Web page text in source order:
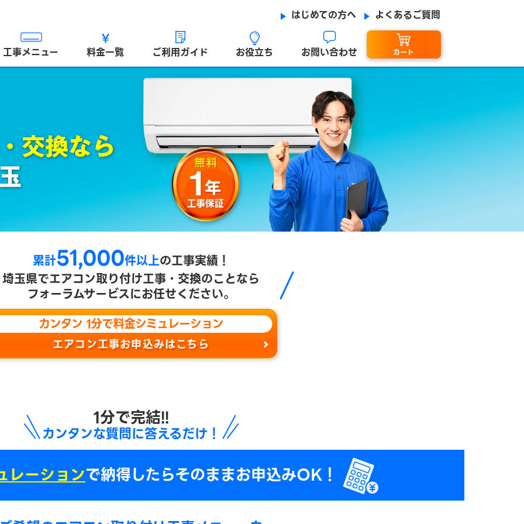
はじめての方へ よくあるご質問
工事メニュー 料金一覧 ご利用ガイド お役立ち お問い合わせ カート
交換なら
累計51,000件以上の工事実績！
埼玉県でエアコン取り付け工事・交換のことなら
フォーラムサービスにお任せください。
カンタン 1分で料金シミュレーション
エアコン工事お申込みはこちら
1分で完結!!
カンタンな質問に答えるだけ！
レーションで納得したらそのままお申込みOK！